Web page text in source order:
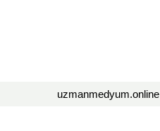
uzmanmedyum.online